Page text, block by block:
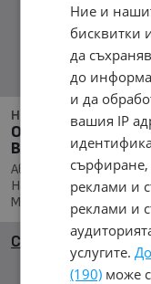
Няма намерени
Обяви за
Видин, с.
Автомобили и
Населено място с.
Модел/Цена
Сортиране
Ние и
бисквитки
да
до
и да
вашия IP
сърфиране,
реклами и
реклами и
услугите.
(190) може